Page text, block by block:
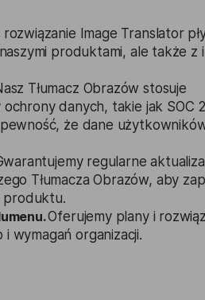
rozwiązanie Image Translator
produktami, ale także z
Tłumacz Obrazów stosuje
danych, takie jak SOC
że dane
regularne
Tłumacza Obrazów, aby
produktu.
Oferujemy plany i
wymagań organizacji.